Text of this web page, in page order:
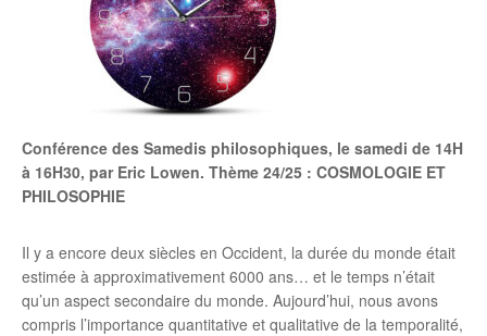
Conférence des Samedis philosophiques, le samedi de 14H
à 16H30, par Eric Lowen. Thème 24/25 : COSMOLOGIE ET
PHILOSOPHIE
Il y a encore deux siècles en Occident, la durée du monde était
estimée à approximativement 6000 ans… et le temps n’était
qu’un aspect secondaire du monde. Aujourd’hui, nous avons
compris l’importance quantitative et qualitative de la temporalité,